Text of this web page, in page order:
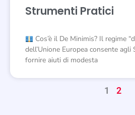
Strumenti Pratici
Cos’è il De Minimis? Il regime
dell’Unione Europea consente
fornire aiuti di modesta
1 2